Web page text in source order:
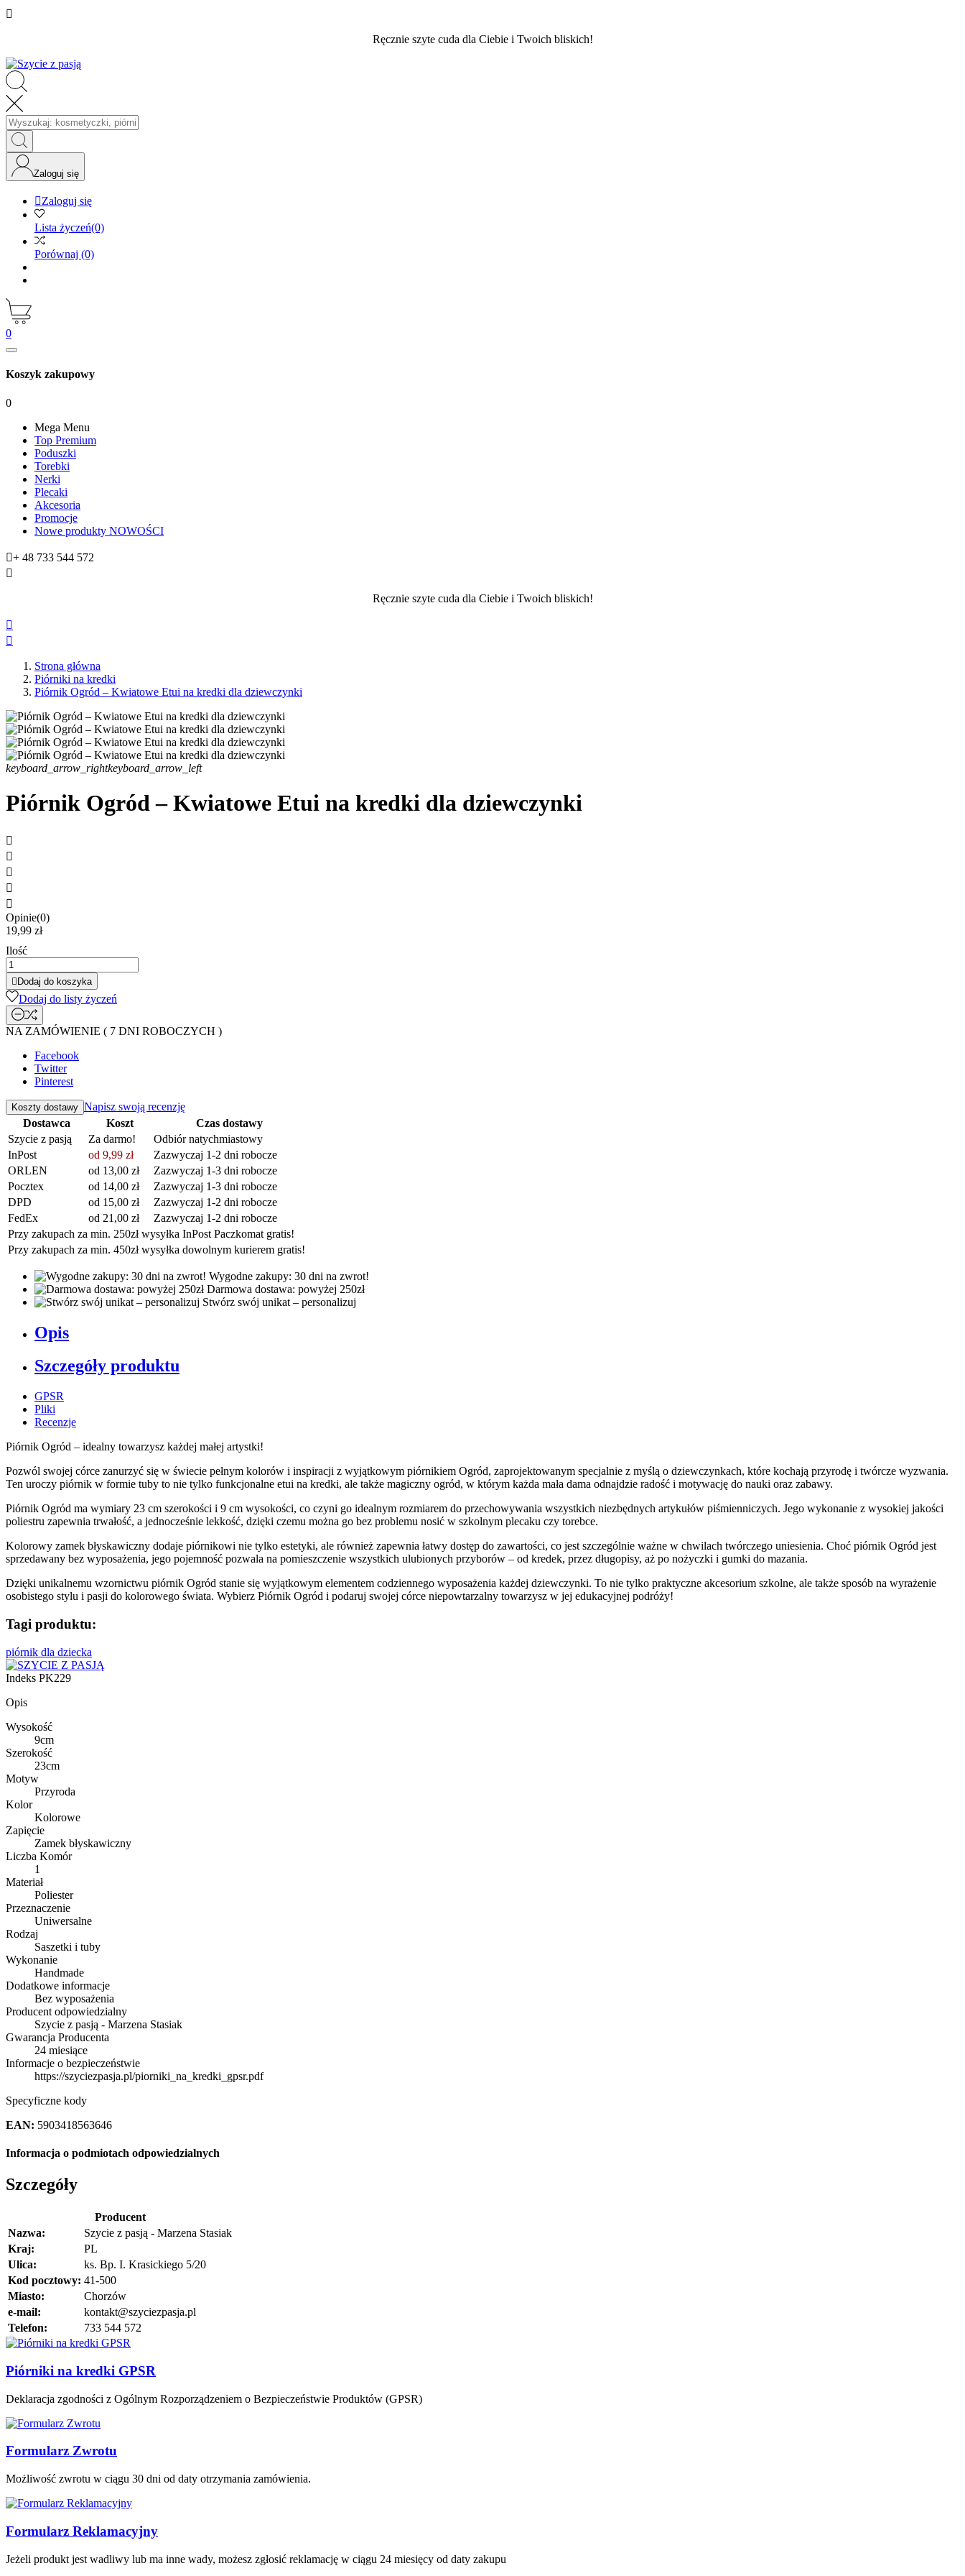

Ręcznie szyte cuda dla Ciebie i Twoich bliskich!
Zaloguj się
Zaloguj się
Lista życzeń(0)
Porównaj (0)
0
Koszyk zakupowy
0
Mega Menu
Top Premium
Poduszki
Torebki
Nerki
Plecaki
Akcesoria
Promocje
Nowe produkty NOWOŚCI
+ 48 733 544 572

Ręcznie szyte cuda dla Ciebie i Twoich bliskich!


Strona główna
Piórniki na kredki
Piórnik Ogród – Kwiatowe Etui na kredki dla dziewczynki
keyboard_arrow_rightkeyboard_arrow_left
Piórnik Ogród – Kwiatowe Etui na kredki dla dziewczynki





Opinie(0)
19,99 zł
Ilość
Dodaj do koszyka
Dodaj do listy życzeń
NA ZAMÓWIENIE ( 7 DNI ROBOCZYCH )
Facebook
Twitter
Pinterest
Koszty dostawy Napisz swoją recenzję
Dostawca
Koszt
Czas dostawy
Szycie z pasją
Za darmo!
Odbiór natychmiastowy
InPost
od 9,99 zł
Zazwyczaj 1-2 dni robocze
ORLEN
od 13,00 zł
Zazwyczaj 1-3 dni robocze
Pocztex
od 14,00 zł
Zazwyczaj 1-3 dni robocze
DPD
od 15,00 zł
Zazwyczaj 1-2 dni robocze
FedEx
od 21,00 zł
Zazwyczaj 1-2 dni robocze
Przy zakupach za min. 250zł wysyłka InPost Paczkomat gratis!
Przy zakupach za min. 450zł wysyłka dowolnym kurierem gratis!
Wygodne zakupy: 30 dni na zwrot!
Darmowa dostawa: powyżej 250zł
Stwórz swój unikat – personalizuj
Opis
Szczegóły produktu
GPSR
Pliki
Recenzje
Piórnik Ogród – idealny towarzysz każdej małej artystki!
Pozwól swojej córce zanurzyć się w świecie pełnym kolorów i inspiracji z wyjątkowym piórnikiem Ogród, zaprojektowanym specjalnie z myślą o dziewczynkach, które kochają przyrodę i twórcze wyzwania.
Ten uroczy piórnik w formie tuby to nie tylko funkcjonalne etui na kredki, ale także magiczny ogród, w którym każda mała dama odnajdzie radość i motywację do nauki oraz zabawy.
Piórnik Ogród ma wymiary 23 cm szerokości i 9 cm wysokości, co czyni go idealnym rozmiarem do przechowywania wszystkich niezbędnych artykułów piśmienniczych. Jego wykonanie z wysokiej jakości
poliestru zapewnia trwałość, a jednocześnie lekkość, dzięki czemu można go bez problemu nosić w szkolnym plecaku czy torebce.
Kolorowy zamek błyskawiczny dodaje piórnikowi nie tylko estetyki, ale również zapewnia łatwy dostęp do zawartości, co jest szczególnie ważne w chwilach twórczego uniesienia. Choć piórnik Ogród jest
sprzedawany bez wyposażenia, jego pojemność pozwala na pomieszczenie wszystkich ulubionych przyborów – od kredek, przez długopisy, aż po nożyczki i gumki do mazania.
Dzięki unikalnemu wzornictwu piórnik Ogród stanie się wyjątkowym elementem codziennego wyposażenia każdej dziewczynki. To nie tylko praktyczne akcesorium szkolne, ale także sposób na wyrażenie
osobistego stylu i pasji do kolorowego świata. Wybierz Piórnik Ogród i podaruj swojej córce niepowtarzalny towarzysz w jej edukacyjnej podróży!
Tagi produktu:
piórnik dla dziecka
Indeks PK229
Opis
Wysokość
9cm
Szerokość
23cm
Motyw
Przyroda
Kolor
Kolorowe
Zapięcie
Zamek błyskawiczny
Liczba Komór
1
Materiał
Poliester
Przeznaczenie
Uniwersalne
Rodzaj
Saszetki i tuby
Wykonanie
Handmade
Dodatkowe informacje
Bez wyposażenia
Producent odpowiedzialny
Szycie z pasją - Marzena Stasiak
Gwarancja Producenta
24 miesiące
Informacje o bezpieczeństwie
https://szyciezpasja.pl/piorniki_na_kredki_gpsr.pdf
Specyficzne kody
EAN: 5903418563646
Informacja o podmiotach odpowiedzialnych
Szczegóły
Producent
Nazwa:
Szycie z pasją - Marzena Stasiak
Kraj:
PL
Ulica:
ks. Bp. I. Krasickiego 5/20
Kod pocztowy: 41-500
Miasto:
Chorzów
e-mail:
kontakt@szyciezpasja.pl
Telefon:
733 544 572
Piórniki na kredki GPSR
Deklaracja zgodności z Ogólnym Rozporządzeniem o Bezpieczeństwie Produktów (GPSR)
Formularz Zwrotu
Możliwość zwrotu w ciągu 30 dni od daty otrzymania zamówienia.
Formularz Reklamacyjny
Jeżeli produkt jest wadliwy lub ma inne wady, możesz zgłosić reklamację w ciągu 24 miesięcy od daty zakupu